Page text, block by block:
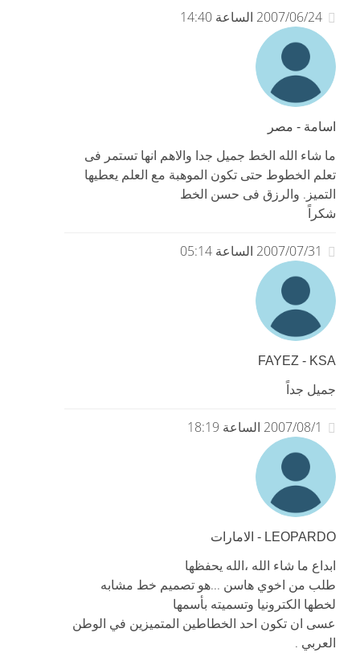
2007/06/24 الساعة 14:40
اسامة - مصر
ما شاء الله الخط جميل جدا والاهم انها تستمر فى
تعلم الخطوط حتى تكون الموهبة مع العلم يعطيها
التميز. والرزق فى حسن الخط
شكراً
2007/07/31 الساعة 05:14
FAYEZ - KSA
جميل جداً
2007/08/1 الساعة 18:19
LEOPARDO - الامارات
ابداع ما شاء الله ،الله يحفظها
طلب من اخوي هاسن ...هو تصميم خط مشابه
لخطها الكترونيا وتسميته بأسمها
عسى ان تكون احد الخطاطين المتميزين في الوطن
العربي .